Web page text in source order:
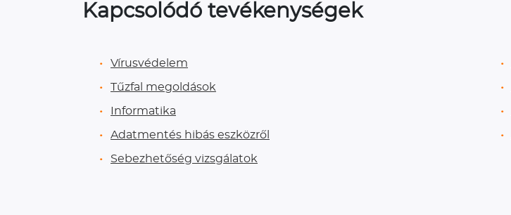
Kapcsolódó tevékenységek
Vírusvédelem
Tűzfal megoldások
Informatika
Adatmentés hibás eszközről
Sebezhetőség vizsgálatok